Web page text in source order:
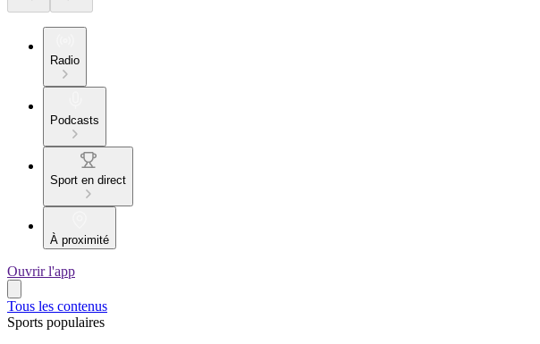
Radio
Podcasts
Sport en direct
À proximité
Ouvrir l'app
Tous les contenus
Sports populaires